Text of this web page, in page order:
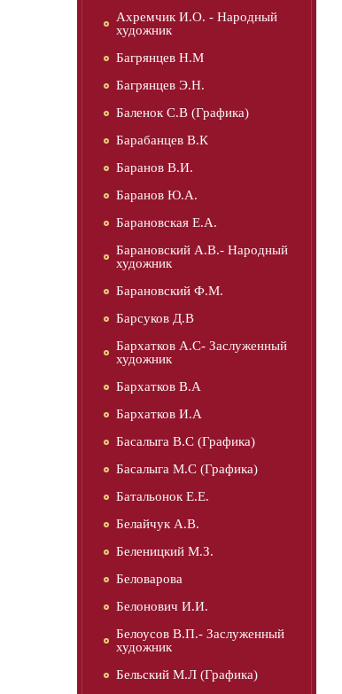
Ахремчик И.О. - Народный
художник
Багрянцев Н.М
Багрянцев Э.Н.
Баленок С.В (Графика)
Барабанцев В.К
Баранов В.И.
Баранов Ю.А.
Барановская Е.А.
Барановский А.В.- Народный
художник
Барановский Ф.М.
Барсуков Д.В
Бархатков А.С- Заслуженный
художник
Бархатков В.А
Бархатков И.А
Басалыга В.С (Графика)
Басалыга М.С (Графика)
Батальонок Е.Е.
Белайчук А.В.
Беленицкий М.З.
Беловарова
Белонович И.И.
Белоусов В.П.- Заслуженный
художник
Бельский М.Л (Графика)